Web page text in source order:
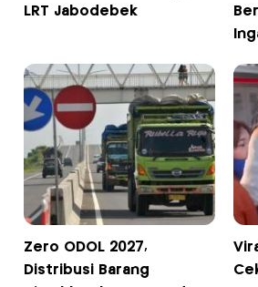
LRT Jabodebek
Zero ODOL 2027,
Distribusi Barang